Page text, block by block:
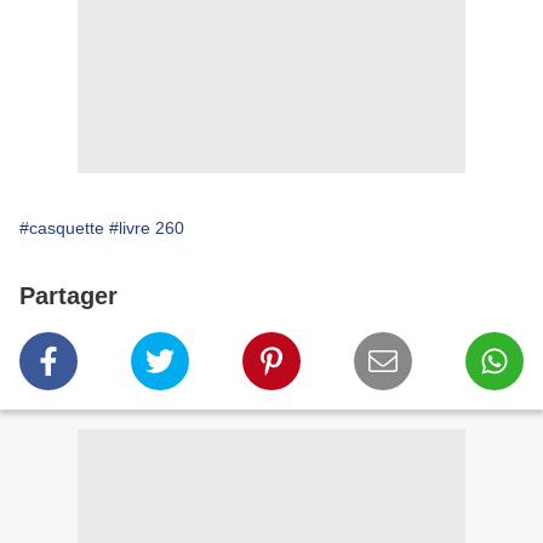
#casquette #livre 260
Partager